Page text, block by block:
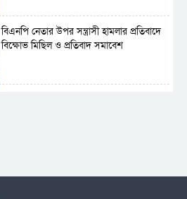
বিএনপি নেতার উপর সন্ত্রাসী হামলার প্রতিবাদে
বিক্ষোভ মিছিল ও প্রতিবাদ সমাবেশ